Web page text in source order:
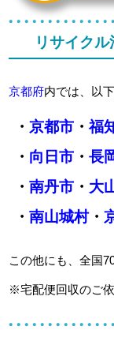
リサイク
京都府内では、以
・ 京都市・福
・ 向日市・ 長
・ 南丹市・ 大
・ 南山城村・
この他にも、全国
※宅配便回収のご